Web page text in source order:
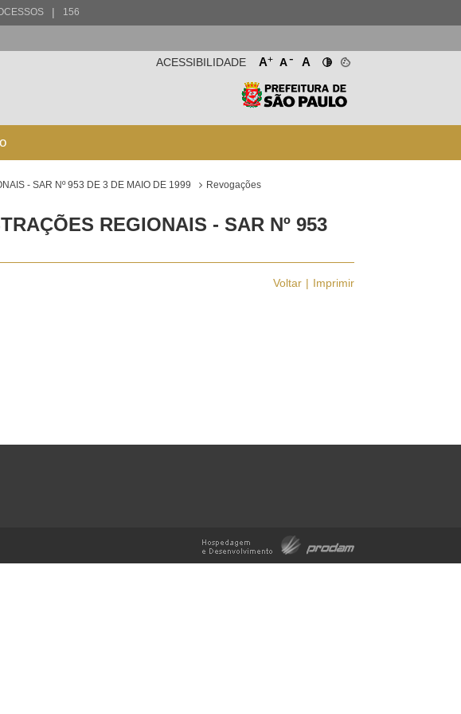
| 156
A+ A- A
ACESSIBILIDADE
- SAR Nº 953 DE 3 DE MAIO DE 1999 Revogações
REGIONAIS - SAR Nº 953
Voltar Imprimir